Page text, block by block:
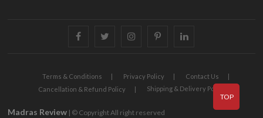
facebook twitter instagrampinterestlinkedin
Terms & Conditions Privacy Policy
Contact Us
Cancellation & Refund Policy
Shipping & Delivery Policy
Madras Review | © Copyright All right reserved
TOP